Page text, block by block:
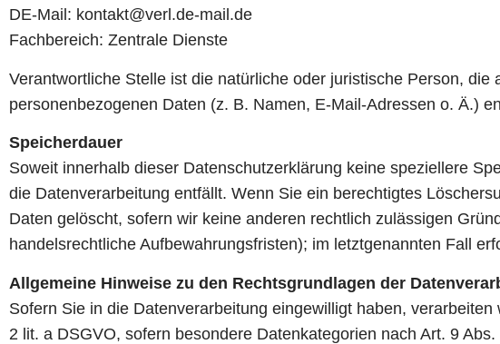
DE-Mail: kontakt@verl.de-mail.de
Fachbereich: Zentrale Dienste
Verantwortliche Stelle ist die natürliche oder juristische Person,
personenbezogenen Daten (z. B. Namen, E-Mail-Adressen o. Ä.)
Speicherdauer
Soweit innerhalb dieser Datenschutzerklärung keine speziellere
die Datenverarbeitung entfällt. Wenn Sie ein berechtigtes
Daten gelöscht, sofern wir keine anderen rechtlich zulässigen
handelsrechtliche Aufbewahrungsfristen); im letztgenannten Fall
Allgemeine Hinweise zu den Rechtsgrundlagen der
Sofern Sie in die Datenverarbeitung eingewilligt haben,
2 lit. a DSGVO, sofern besondere Datenkategorien nach Art. 9